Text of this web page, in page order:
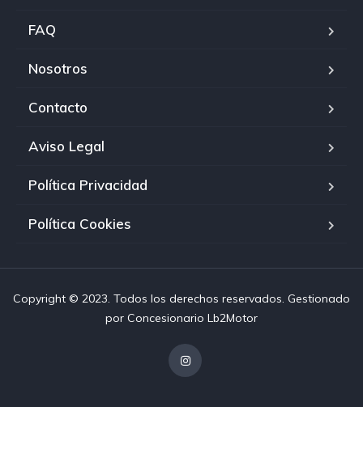
FAQ
Nosotros
Contacto
Aviso Legal
Política Privacidad
Política Cookies
Copyright © 2023. Todos los derechos reservados. Gestionado
por Concesionario Lb2Motor